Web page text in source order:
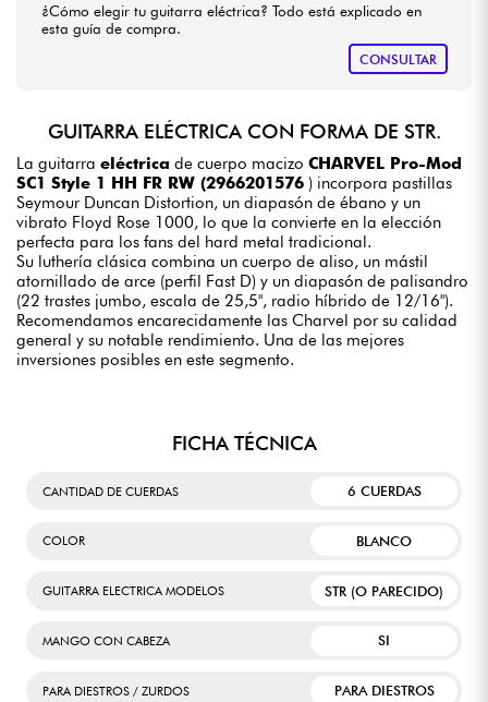
¿Cómo elegir tu guitarra eléctrica? Todo está explicado en
esta guía de compra.
CONSULTAR
GUITARRA ELÉCTRICA CON FORMA DE STR.
La guitarra eléctrica de cuerpo macizo CHARVEL Pro-Mod
SC1 Style 1 HH FR RW (2966201576 ) incorpora pastillas
Seymour Duncan Distortion, un diapasón de ébano y un
vibrato Floyd Rose 1000, lo que la convierte en la elección
perfecta para los fans del hard metal tradicional.
Su luthería clásica combina un cuerpo de aliso, un mástil
atornillado de arce (perfil Fast D) y un diapasón de palisandro
(22 trastes jumbo, escala de 25,5", radio híbrido de 12/16").
Recomendamos encarecidamente las Charvel por su calidad
general y su notable rendimiento. Una de las mejores
inversiones posibles en este segmento.
FICHA TÉCNICA
CANTIDAD DE CUERDAS 6 CUERDAS
COLOR BLANCO
GUITARRA ELECTRICA MODELOS STR (O PARECIDO)
MANGO CON CABEZA SI
PARA DIESTROS / ZURDOS PARA DIESTROS